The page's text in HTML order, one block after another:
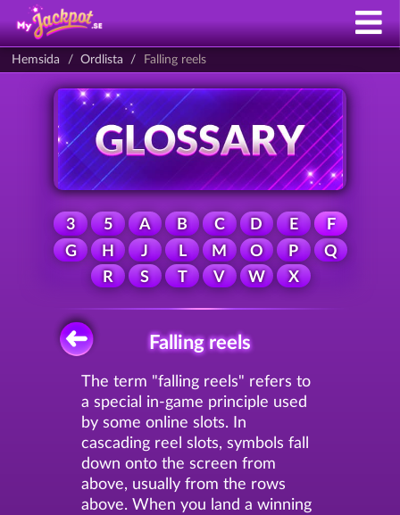
Hemsida Ordlista Falling reels
3 5 A B C D E
F
G
H J L M O P
Q
R
S T V W X
Falling reels
The term "falling reels" refers to
a special in-game principle used
by some online slots. In
cascading reel slots, symbols fall
down onto the screen from
above, usually from the rows
above. When you land a winning